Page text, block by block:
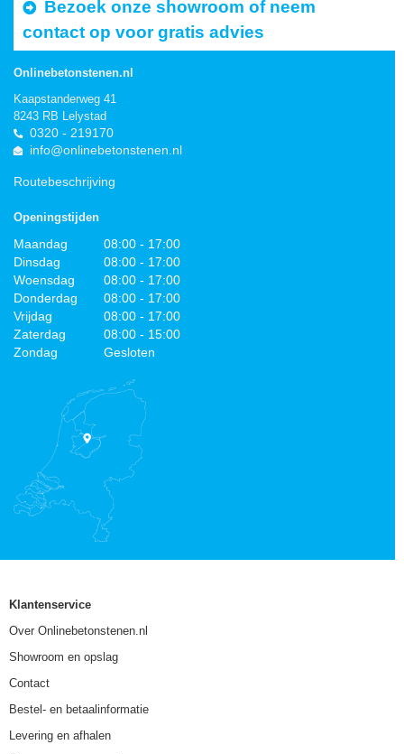
Bezoek onze showroom of neem
contact op voor gratis advies
Onlinebetonstenen.nl
Kaapstanderweg 41
8243 RB Lelystad
0320 - 219170
info@onlinebetonstenen.nl
Routebeschrijving
Openingstijden
Maandag
08:00 - 17:00
Dinsdag
08:00 - 17:00
Woensdag
08:00 - 17:00
Donderdag
08:00 - 17:00
Vrijdag
08:00 - 17:00
Zaterdag
08:00 - 15:00
Zondag
Gesloten
Klantenservice
Over Onlinebetonstenen.nl
Showroom en opslag
Contact
Bestel- en betaalinformatie
Levering en afhalen